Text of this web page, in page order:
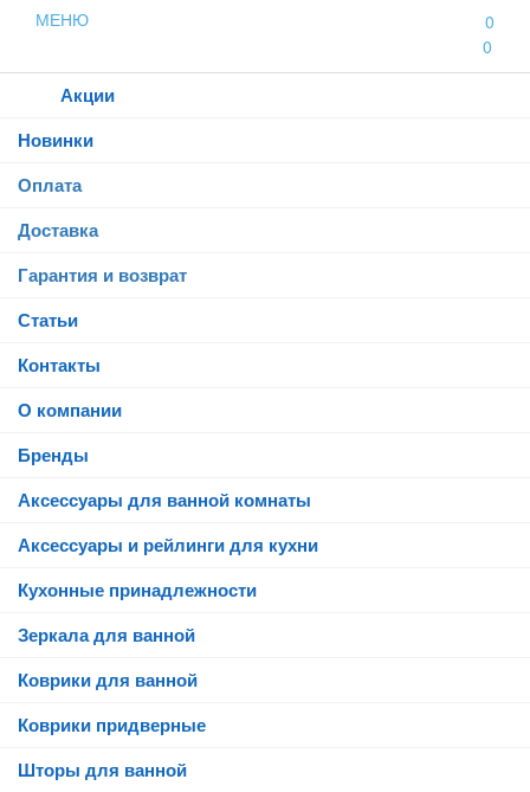
МЕНЮ
0
0
Акции
Новинки
Оплата
Доставка
Гарантия и возврат
Статьи
Контакты
О компании
Бренды
Аксессуары для ванной комнаты
Аксессуары и рейлинги для кухни
Кухонные принадлежности
Зеркала для ванной
Коврики для ванной
Коврики придверные
Шторы для ванной